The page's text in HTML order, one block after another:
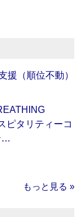
援（順位不動）
ピタリティーコ
…
もっと見る »